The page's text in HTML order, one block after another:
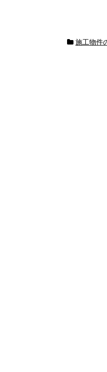
施工物件